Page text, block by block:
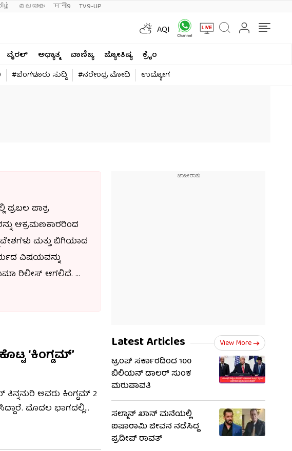
മലയാളം मनी9 TV9-UP
AQI
ವೈರಲ್​ ಅಧ್ಯಾತ್ಮ ವಾಣಿಜ್ಯ ಜ್ಯೋತಿಷ್ಯ
ಕ್ರೈಂ
#ಬೆಂಗಳೂರು ಸುದ್ದಿ #ನರೇಂದ್ರ ಮೋದಿ ಉದ್ಯೋಗ
ಪಾತ್ರ
ಆಕ್ರಮಣಕಾರರಿಂದ
ಮತ್ತು ಬಿಗಿಯಾದ
ವಿಷಯವನ್ನು
ರಿಲೀಸ್ ಆಗಲಿದೆ. ಈ
ಈ ಚಿತ್ರದ ಮೂಲಕ
‘ಕಿಂಗ್ಡಮ್’
ಅವರು ಕಿಂಗ್ಡಮ್ 2
ಮೊದಲ ಭಾಗದಲ್ಲಿ
ಪ್ರೀಕ್ವೆಲ್ ಕೂಡ
Latest Articles View More
ಟ್ರಂಪ್ ಸರ್ಕಾರದಿಂದ 100
ಬಿಲಿಯನ್ ಡಾಲರ್ ಸುಂಕ
ಮರುಪಾವತಿ
ಸಲ್ಮಾನ್ ಖಾನ್ ಮನೆಯಲ್ಲಿ
ಐಷಾರಾಮಿ ಜೀವನ ನಡೆಸಿದ್ದ
ಪ್ರದೀಪ್ ರಾವತ್